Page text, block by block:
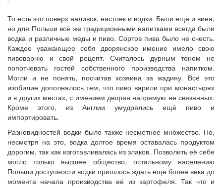
То есть это поверх наливок, настоек и водки. Были ещё и вина,
но для Польши всё же традиционными напитками всегда были
водка и различные меды и пиво. Сортов пива было не счесть.
Каждое уважающее себя дворянское имение имело свою
пивоварню и свой рецепт. Считалось дурным тоном не
попотчевать гостей собственного производства напитком.
Могли и не понять, посчитав хозяина за жадину. Всё это
изобилие дополнялось тем, что пиво варили при монастырях
и в других местах, с имением дворян напрямую не связанных.
Кроме этого, из Англии умудрялись ещё пиво и
импортировать.
Разновидностей водки было также несметное множество. Но,
несмотря на это, водка долгое время оставалась продуктом
дорогим, так как изготавливалась из злаков. Позволить её себе
могло только высшее общество, остальному населению
Польши доступности водки пришлось ждать ещё более века до
момента начала производства её из картофеля. Так что и